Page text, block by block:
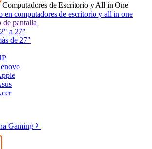
Computadores de Escritorio y All in One
en computadores de escritorio y all in one
de pantalla
a 27"
de 27"
Gaming